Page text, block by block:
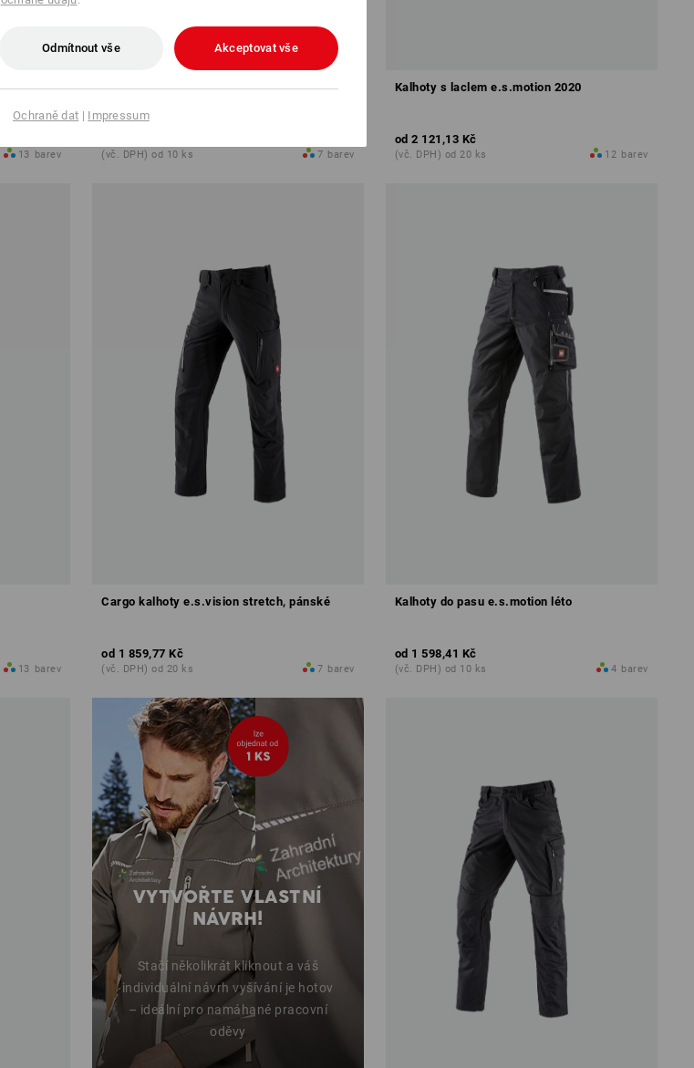
13 barev
Kalhoty do pasu e.s.motion ten
(vč. DPH) od 10 ks 7 barev
Kalhoty s laclem e.s.motion 2020
od 2 121,13 Kč
(vč. DPH) od 20 ks 12 barev
13 barev
Cargo kalhoty e.s.vision stretch, pánské
od 1 859,77 Kč
(vč. DPH) od 20 ks 7 barev
Kalhoty do pasu e.s.motion léto
od 1 598,41 Kč
(vč. DPH) od 10 ks 4 barev
VYTVOŘTE VLASTNÍ
NÁVRH!
Stačí několikrát kliknout a váš
individuální návrh vyšívání je hotov
– ideální pro namáhané pracovní
oděvy
Odmítnout vše Akceptovat vše
Ochraně dat | Impressum